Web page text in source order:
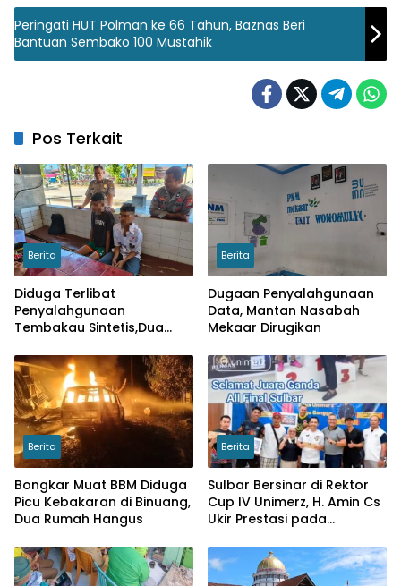
Peringati HUT Polman ke 66 Tahun, Baznas Beri
Bantuan Sembako 100 Mustahik
Pos Terkait
Berita
Diduga Terlibat
Penyalahgunaan
Tembakau Sintetis,Dua
Diamankan
Berita
Dugaan Penyalahgunaan
Data, Mantan Nasabah
Mekaar Dirugikan
Berita
Bongkar Muat BBM Diduga
Picu Kebakaran di Binuang,
Dua Rumah Hangus
Berita
Sulbar Bersinar di Rektor
Cup IV Unimerz, H. Amin Cs
Ukir Prestasi pada
Nasional